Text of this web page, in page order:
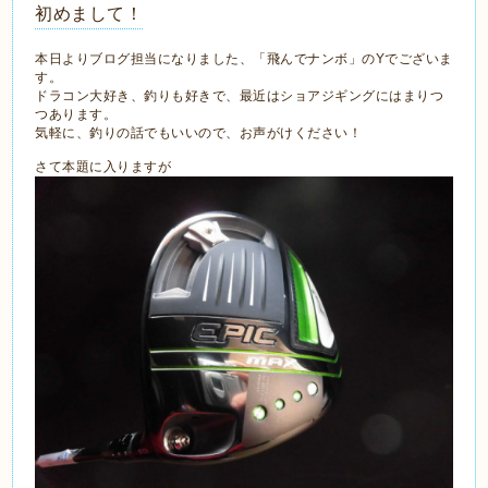
初めまして！
本日よりブログ担当になりました、「飛んでナンボ」のYでございま
す。
ドラコン大好き、釣りも好きで、最近はショアジギングにはまりつ
つあります。
気軽に、釣りの話でもいいので、お声がけください！
さて本題に入りますが